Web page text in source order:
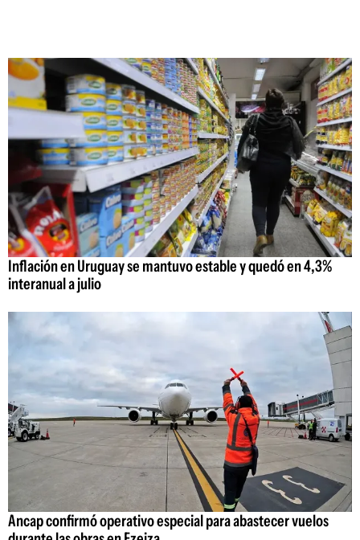
Inflación en Uruguay se mantuvo estable y quedó en 4,3%
interanual a julio
Ancap confirmó operativo especial para abastecer vuelos